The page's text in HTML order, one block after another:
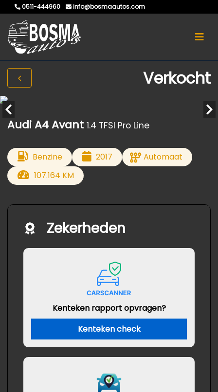
0511-444960 info@bosmaautos.com
Verkocht
Audi A4 Avant 1.4 TFSI Pro Line
Benzine 2017
Automaat
107.164 KM
Zekerheden
Kenteken rapport opvragen?
Kenteken check